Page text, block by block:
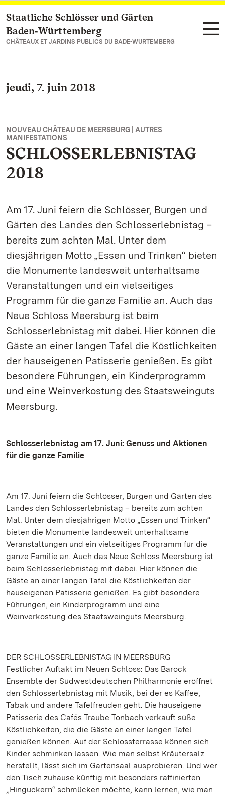
Vers la page d’accueil
Staatliche Schlösser und Gärten
Baden‑Württemberg
CHÂTEAUX ET JARDINS PUBLICS DU BADE-WURTEMBERG
jeudi, 7. juin 2018
NOUVEAU CHÂTEAU DE MEERSBURG | AUTRES
MANIFESTATIONS
SCHLOSSERLEBNISTAG
2018
Am 17. Juni feiern die Schlösser, Burgen und
Gärten des Landes den Schlosserlebnistag –
bereits zum achten Mal. Unter dem
diesjährigen Motto „Essen und Trinken“ bieten
die Monumente landesweit unterhaltsame
Veranstaltungen und ein vielseitiges
Programm für die ganze Familie an. Auch das
Neue Schloss Meersburg ist beim
Schlosserlebnistag mit dabei. Hier können die
Gäste an einer langen Tafel die Köstlichkeiten
der hauseigenen Patisserie genießen. Es gibt
besondere Führungen, ein Kinderprogramm
und eine Weinverkostung des Staatsweinguts
Meersburg.
Schlosserlebnistag am 17. Juni: Genuss und Aktionen
für die ganze Familie
Am 17. Juni feiern die Schlösser, Burgen und Gärten des
Landes den Schlosserlebnistag – bereits zum achten
Mal. Unter dem diesjährigen Motto „Essen und Trinken“
bieten die Monumente landesweit unterhaltsame
Veranstaltungen und ein vielseitiges Programm für die
ganze Familie an. Auch das Neue Schloss Meersburg ist
beim Schlosserlebnistag mit dabei. Hier können die
Gäste an einer langen Tafel die Köstlichkeiten der
hauseigenen Patisserie genießen. Es gibt besondere
Führungen, ein Kinderprogramm und eine
Weinverkostung des Staatsweinguts Meersburg.
DER SCHLOSSERLEBNISTAG IN MEERSBURG
Festlicher Auftakt im Neuen Schloss: Das Barock
Ensemble der Südwestdeutschen Philharmonie eröffnet
den Schlosserlebnistag mit Musik, bei der es Kaffee,
Tabak und andere Tafelfreuden geht. Die hauseigene
Patisserie des Cafés Traube Tonbach verkauft süße
Köstlichkeiten, die die Gäste an einer langen Tafel
genießen können. Auf der Schlossterrasse können sich
Kinder schminken lassen. Wie man selbst Kräutersalz
herstellt, lässt sich im Gartensaal ausprobieren. Und wer
den Tisch zuhause künftig mit besonders raffinierten
„Hinguckern“ schmücken möchte, kann lernen, wie man